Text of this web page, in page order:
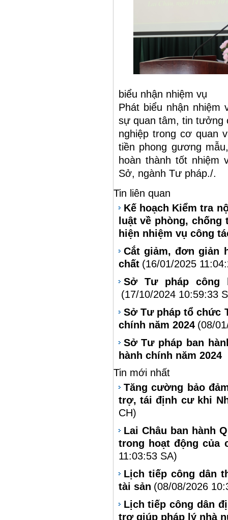
biểu nhận nhiệm vụ
Phát biểu nhận
sự quan tâm, tin tưởng
nghiệp trong cơ quan
tiền phong gương
hoàn thành tốt nhiệm
Sở, ngành Tư pháp./.
Tin liên quan
Kế hoạch Kiểm tra
luật về phòng,
hiện nhiệm vụ công
Cắt giảm, đơn giản
chất (16/01/2025
Sở Tư pháp công
(17/10/2024 10:59:33
Sở Tư pháp tổ chức
chính năm 2024 (08/
Sở Tư pháp ban
hành chính năm 2024
Tin mới nhất
Tăng cường bảo
trợ, tái định cư khi
CH)
Lai Châu ban hành
trong hoạt động của
11:03:53 SA)
Lịch tiếp công dân
tài sản (08/08/2026
Lịch tiếp công dân
trợ giúp pháp lý nhà